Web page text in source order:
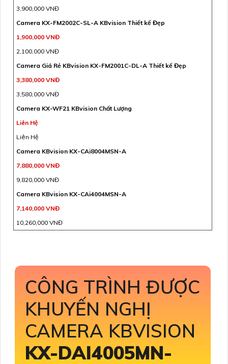
3,900,000 VNĐ
Camera KX-FM2002C-SL-A KBvision Thiết kế Đẹp
1,900,000 VNĐ
2,100,000 VNĐ
Camera Giá Rẻ KBvision KX-FM2001C-DL-A Thiết kế Đẹp
3,380,000 VNĐ
3,580,000 VNĐ
Camera KX-WF21 KBvision Chất Lượng
Liên Hệ
Liên Hệ
Camera KBvision KX-CAi8004MSN-A
7,880,000 VNĐ
9,820,000 VNĐ
Camera KBvision KX-CAi4004MSN-A
7,140,000 VNĐ
10,260,000 VNĐ
CÔNG TRÌNH ĐƯỢC
KHUYẾN NGHỊ
CAMERA KBVISION
KX-DAI4005MN-